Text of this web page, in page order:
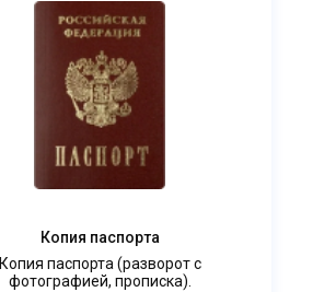
Копия паспорта
Копия паспорта (разворот с
фотографией, прописка).